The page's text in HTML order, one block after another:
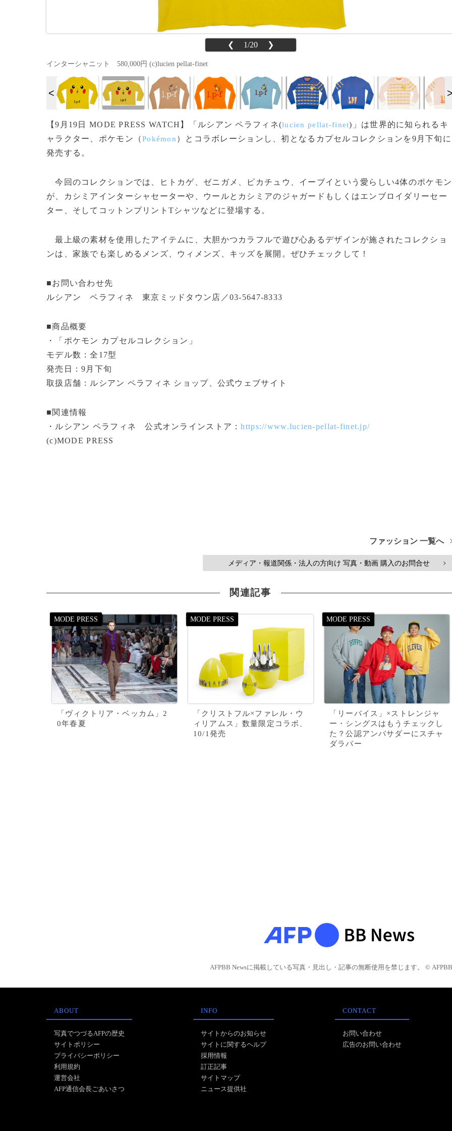
❮ 1/20 ❯
インターシャニット 580,000円 (c)lucien pellat-finet
【9月19日 MODE PRESS WATCH】「ルシアン ペラフィネ(lucien pellat-finet)」は世界的に知られるキ
ャラクター、ポケモン（Pokémon ）とコラボレーションし、初となるカプセルコレクションを9月下旬に
発売する。
今回のコレクションでは、ヒトカゲ、ゼニガメ、ピカチュウ、イーブイという愛らしい4体のポケモン
が、カシミアインターシャセーターや、ウールとカシミアのジャガードもしくはエンブロイダリーセー
ター、そしてコットンプリントTシャツなどに登場する。
最上級の素材を使用したアイテムに、大胆かつカラフルで遊び心あるデザインが施されたコレクショ
ンは、家族でも楽しめるメンズ、ウィメンズ、キッズを展開。ぜひチェックして！
■お問い合わせ先
ルシアン ペラフィネ 東京ミッドタウン店／03-5647-8333
■商品概要
・「ポケモン カプセルコレクション」
モデル数：全17型
発売日：9月下旬
取扱店舗：ルシアン ペラフィネ ショップ、公式ウェブサイト
■関連情報
・ルシアン ペラフィネ 公式オンラインストア：https://www.lucien-pellat-finet.jp/
(c)MODE PRESS
ファッション 一覧へ
メディア・報道関係・法人の方向け 写真・動画 購入のお問合せ >
関連記事
「ヴィクトリア・ベッカム」2
0年春夏
「クリストフル×ファレル・ウ
ィリアムス」数量限定コラボ、
10/1発売
「リーバイス」×ストレンジャ
ー・シングスはもうチェックし
た？公認アンバサダーにスチャ
ダラパー
AFPBB Newsに掲載している写真・見出し・記事の無断使用を禁じます。 © AFPBB
ABOUT
写真でつづるAFPの歴史
サイトポリシー
プライバシーポリシー
利用規約
運営会社
AFP通信会長ごあいさつ
INFO
サイトからのお知らせ
サイトに関するヘルプ
採用情報
訂正記事
サイトマップ
ニュース提供社
CONTACT
お問い合わせ
広告のお問い合わせ